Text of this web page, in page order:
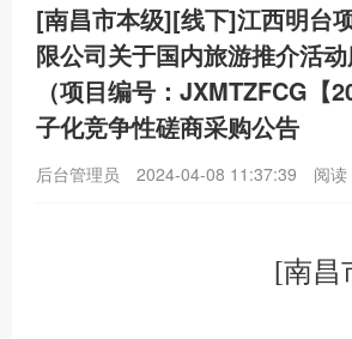
[南昌市本级][线下]江西明台
限公司关于国内旅游推介活
（项目编号：JXMTZFCG【
子化竞争性磋商采购公告
后台管理员 2024-04-08 11:37:39 阅读
[南昌